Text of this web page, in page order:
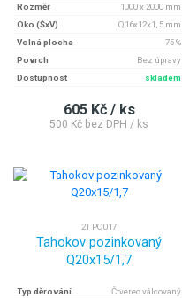
Rozměr
1000 x 2000 mm
Oko (ŠxV)
Q16x12x1, 5 mm
Volná plocha
75 %
Povrch
Bez úpravy
Dostupnost
skladem
605 Kč / ks
500 Kč bez DPH / ks
2T PO017
Tahokov pozinkovaný
Q20x15/1,7
Typ děrování
Čtverec válcovaný